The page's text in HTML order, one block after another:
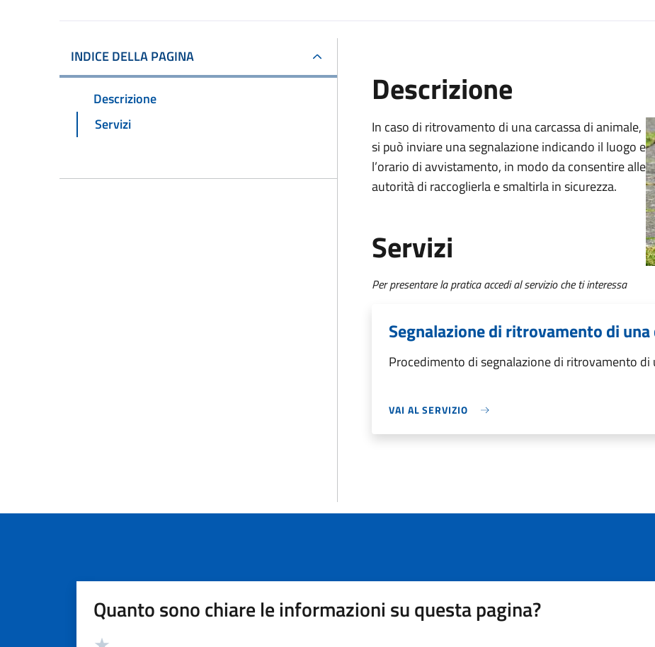
INDICE DELLA PAGINA
Descrizione
Servizi
Descrizione
In caso di ritrovamento di una carcassa di animale,
si può inviare una segnalazione indicando il luogo e
l’orario di avvistamento, in modo da consentire alle
autorità di raccoglierla e smaltirla in sicurezza.
Servizi
Per presentare la pratica accedi al servizio che ti interessa
Segnalazione di ritrovamento di una
Procedimento di segnalazione di ritrovamento di
VAI AL SERVIZIO
Quanto sono chiare le informazioni su questa pagina?
Valutazione